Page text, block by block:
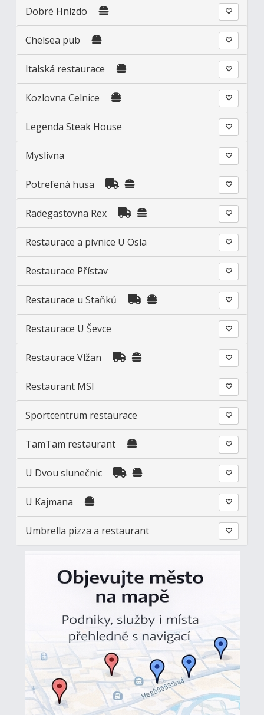
Dobré Hnízdo
Chelsea pub
Italská restaurace
Kozlovna Celnice
Legenda Steak House
Myslivna
Potrefená husa
Radegastovna Rex
Restaurace a pivnice U Osla
Restaurace Přístav
Restaurace u Staňků
Restaurace U Ševce
Restaurace Vlžan
Restaurant MSI
Sportcentrum restaurace
TamTam restaurant
U Dvou slunečnic
U Kajmana
Umbrella pizza a restaurant